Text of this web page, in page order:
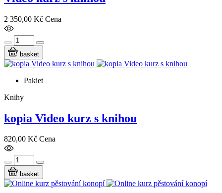
2 350,00 Kč Cena
basket
Pakiet
Knihy
kopia Video kurz s knihou
820,00 Kč Cena
basket